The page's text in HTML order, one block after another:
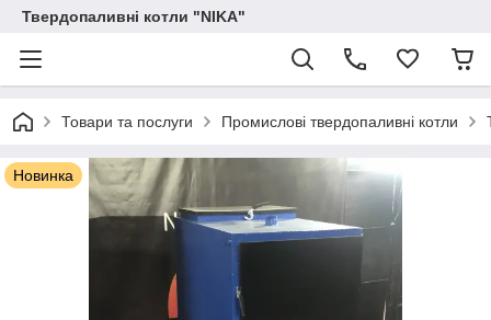
Твердопаливні котли "NIKA"
Товари та послуги Промислові твердопаливні котли
Новинка